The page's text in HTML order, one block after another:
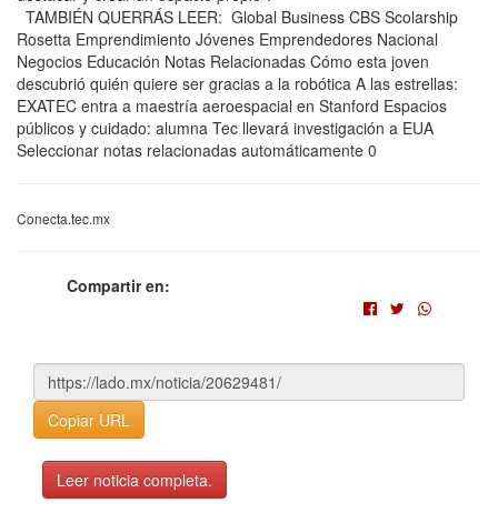
TAMBIÉN QUERRÁS LEER: Global Business CBS Scolarship
Rosetta Emprendimiento Jóvenes Emprendedores Nacional
Negocios Educación Notas Relacionadas Cómo esta joven
descubrió quién quiere ser gracias a la robótica A las estrellas:
EXATEC entra a maestría aeroespacial en Stanford Espacios
públicos y cuidado: alumna Tec llevará investigación a EUA
Seleccionar notas relacionadas automáticamente 0
Conecta.tec.mx
Compartir en:
Copiar URL
Leer noticia completa.